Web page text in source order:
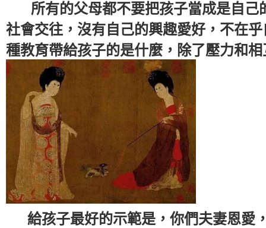
所有的父母都不要把孩子當成是自己
社會交往，沒有自己的興趣愛好，不在
種教育帶給孩子的是什麼，除了壓力和
給孩子最好的示範是，你們夫妻恩愛